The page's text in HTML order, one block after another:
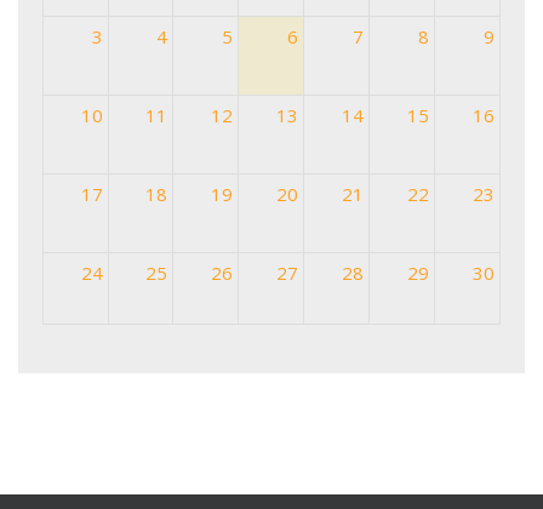
3 4 5 6 7 8 9
10 11 12 13 14 15 16
17 18 19 20 21 22 23
24 25 26 27 28 29 30